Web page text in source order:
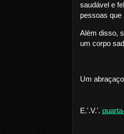
saudável e
pessoas
Além disso,
um corpo
Um
E.'.V.'.